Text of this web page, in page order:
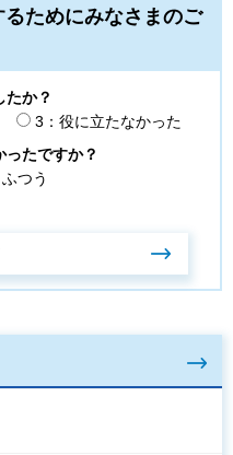
ためにみなさまのご
たか？
3：役に立たなかった
たですか？
つう